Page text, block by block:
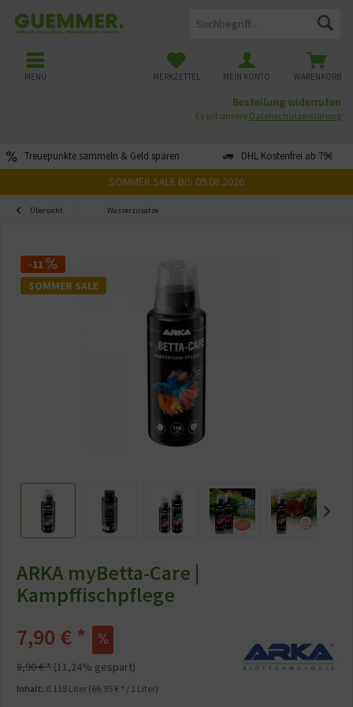
Treuepunkte sammeln & Geld sparen DHL Kostenfrei ab 79€
WARENKORB
MERKZETTEL MEIN KONTO
MENÜ
Bestellung widerrufen
Es gilt unsere Datenschutzerklärung
SOMMER SALE BIS 09.08.2026
Übersicht Wasserzusätze
-11
SOMMER SALE
ARKA myBetta-Care |
Kampffischpflege
7,90 € *
8,90 € * (11,24% gespart)
Inhalt: 0.118 Liter (66,95 € * / 1 Liter)